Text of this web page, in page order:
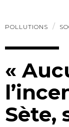
POLLUTIONS
«
Sète,